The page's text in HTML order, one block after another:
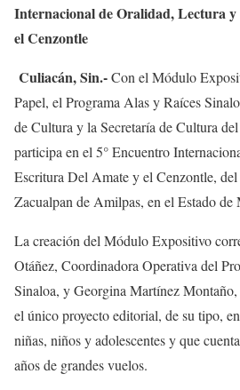
Internacional de Oralidad, Lectura
el Cenzontle
Culiacán, Sin.-Con el Módulo
Papel, el Programa Alas y Raíces
de Cultura y la Secretaría de Cultura
participa en el 5° Encuentro
Escritura Del Amate y el Cenzontle,
Zacualpan de Amilpas, en el Estado de
La creación del Módulo Expositivo
Otáñez, Coordinadora Operativa del
Sinaloa, y Georgina Martínez
el único proyecto editorial, de su tipo,
niñas, niños y adolescentes y que
años de grandes vuelos.